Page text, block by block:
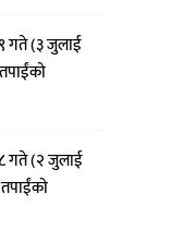
गते (३ जुलाई
गते (२ जुलाई